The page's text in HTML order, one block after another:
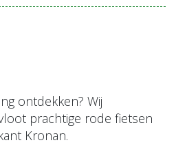
ontdekken? Wij
prachtige rode fietsen
Kronan.